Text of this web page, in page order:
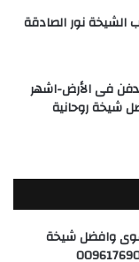
الشيخة نور الصادقة
فى الأرض-اشهر
شيخة روحانية
وافضل شيخة